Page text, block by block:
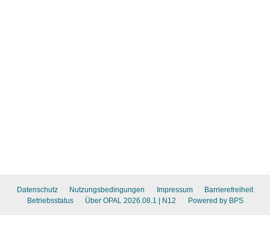
Datenschutz Nutzungsbedingungen Impressum
Barrierefreiheit
Betriebsstatus
Über OPAL 2026.08.1 | N12 Powered by BPS